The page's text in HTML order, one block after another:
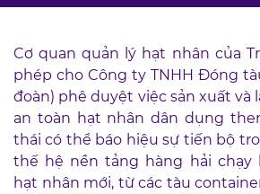
Cơ quan quản lý hạt nhân của
phép cho Công ty TNHH Đóng
đoàn) phê duyệt việc sản xuất và
an toàn hạt nhân dân dụng
thái có thể báo hiệu sự tiến bộ
thế hệ nền tảng hàng hải chạy
hạt nhân mới, từ các tàu